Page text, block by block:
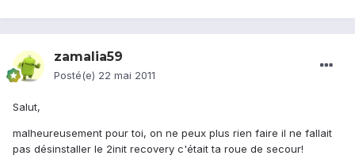
zamalia59
Posté(e) 22 mai 2011
Salut,
malheureusement pour toi, on ne peux plus rien faire il ne fallait
pas désinstaller le 2init recovery c'était ta roue de secour!